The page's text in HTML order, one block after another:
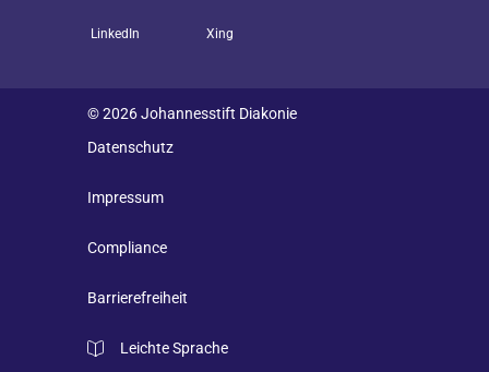
LinkedIn Xing
© 2026 Johannesstift Diakonie
Datenschutz
Impressum
Compliance
Barrierefreiheit
Leichte Sprache